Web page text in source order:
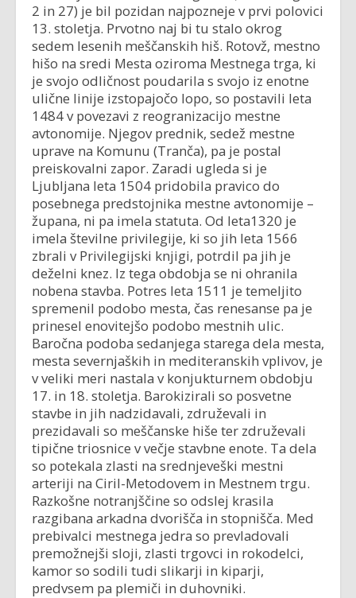
2 in 27) je bil pozidan najpozneje v prvi polovici
13. stoletja. Prvotno naj bi tu stalo okrog
sedem lesenih meščanskih hiš. Rotovž, mestno
hišo na sredi Mesta oziroma Mestnega trga, ki
je svojo odličnost poudarila s svojo iz enotne
ulične linije izstopajočo lopo, so postavili leta
1484 v povezavi z reogranizacijo mestne
avtonomije. Njegov prednik, sedež mestne
uprave na Komunu (Tranča), pa je postal
preiskovalni zapor. Zaradi ugleda si je
Ljubljana leta 1504 pridobila pravico do
posebnega predstojnika mestne avtonomije –
župana, ni pa imela statuta. Od leta1320 je
imela številne privilegije, ki so jih leta 1566
zbrali v Privilegijski knjigi, potrdil pa jih je
deželni knez. Iz tega obdobja se ni ohranila
nobena stavba. Potres leta 1511 je temeljito
spremenil podobo mesta, čas renesanse pa je
prinesel enovitejšo podobo mestnih ulic.
Baročna podoba sedanjega starega dela mesta,
mesta severnjaških in mediteranskih vplivov, je
v veliki meri nastala v konjukturnem obdobju
17. in 18. stoletja. Barokizirali so posvetne
stavbe in jih nadzidavali, združevali in
prezidavali so meščanske hiše ter združevali
tipične triosnice v večje stavbne enote. Ta dela
so potekala zlasti na srednjeveški mestni
arteriji na Ciril-Metodovem in Mestnem trgu.
Razkošne notranjščine so odslej krasila
razgibana arkadna dvorišča in stopnišča. Med
prebivalci mestnega jedra so prevladovali
premožnejši sloji, zlasti trgovci in rokodelci,
kamor so sodili tudi slikarji in kiparji,
predvsem pa plemiči in duhovniki.